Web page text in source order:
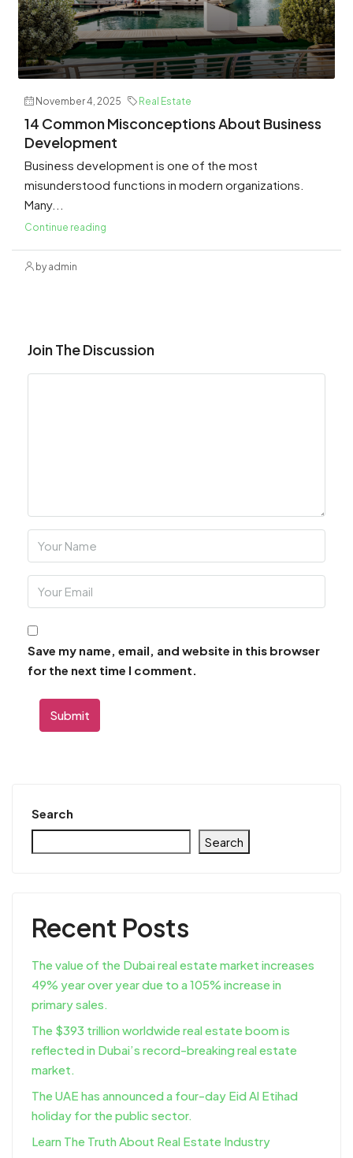
November 4, 2025 Real Estate
14 Common Misconceptions About Business
Development
Business development is one of the most
misunderstood functions in modern organizations.
Many...
Continue reading
by admin
Join The Discussion
Save my name, email, and website in this browser
for the next time I comment.
Submit
Search
Search
Recent Posts
The value of the Dubai real estate market increases
49% year over year due to a 105% increase in
primary sales.
The $393 trillion worldwide real estate boom is
reflected in Dubai’s record-breaking real estate
market.
The UAE has announced a four-day Eid Al Etihad
holiday for the public sector.
Learn The Truth About Real Estate Industry